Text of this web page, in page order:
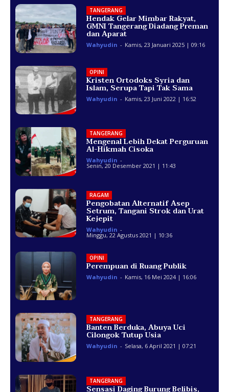
TANGERANG
Hendak Gelar Mimbar Rakyat,
GMNI Tangerang Diadang Preman
dan Aparat
Wahyudin - Kamis, 23 Januari 2025 | 09:16
OPINI
Kristen Ortodoks Syria dan
Islam, Serupa Tapi Tak Sama
Wahyudin - Kamis, 23 Juni 2022 | 16:52
TANGERANG
Mengenal Lebih Dekat Perguruan
Al-Hikmah Cisoka
Wahyudin -
Senin, 20 Desember 2021 | 11:43
RAGAM
Pengobatan Alternatif Asep
Setrum, Tangani Strok dan Urat
Kejepit
Wahyudin -
Minggu, 22 Agustus 2021 | 10:36
OPINI
Perempuan di Ruang Publik
Wahyudin - Kamis, 16 Mei 2024 | 16:06
TANGERANG
Banten Berduka, Abuya Uci
Cilongok Tutup Usia
Wahyudin - Selasa, 6 April 2021 | 07:21
TANGERANG
Sensasi Daging Burung Belibis,